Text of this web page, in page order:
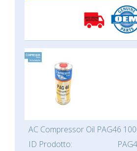
AC Compressor Oil PAG46
ID Prodotto: